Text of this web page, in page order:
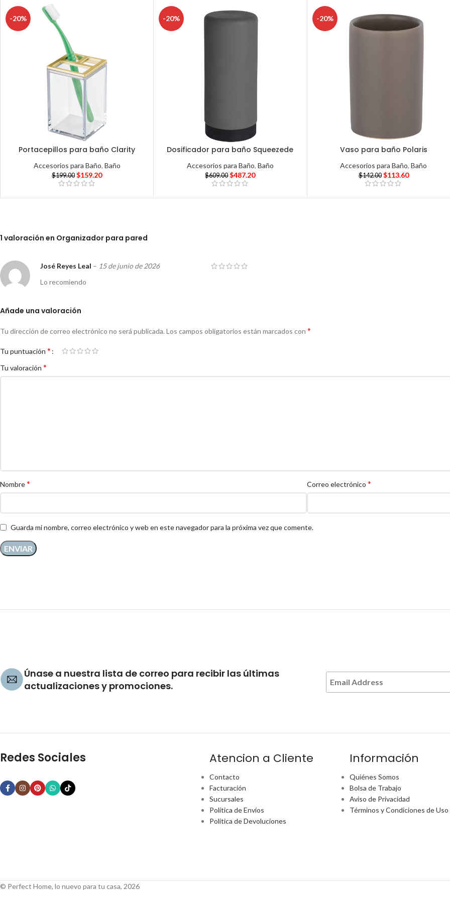
-20%
Portacepillos para baño Clarity
Accesorios para Baño, Baño
$199.00 $159.20
-20%
Dosificador para baño Squeezede
Accesorios para Baño, Baño
$609.00 $487.20
-20%
Vaso para baño Polaris
Accesorios para Baño,Baño
$142.00 $113.60
1 valoración en Organizador para pared
José Reyes Leal – 15 de junio de 2026
Lo recomiendo
Añade una valoración
Tu dirección de correo electrónico no será publicada. Los campos obligatorios están marcados con *
Tu puntuación *
Tu valoración *
Nombre* Correo electrónico *
Guarda mi nombre, correo electrónico y web en este navegador para la próxima vez que comente.
Únase a nuestra lista de correo para recibir las últimas
actualizaciones y promociones.
Redes Sociales Atencion a Cliente
Contacto
Facturación
Sucursales
Política de Envíos
Política de Devoluciones
Información
Quiénes Somos
Bolsa de Trabajo
Aviso de Privacidad
Términos y Condiciones de Uso
© Perfect Home, lo nuevo para tu casa, 2026